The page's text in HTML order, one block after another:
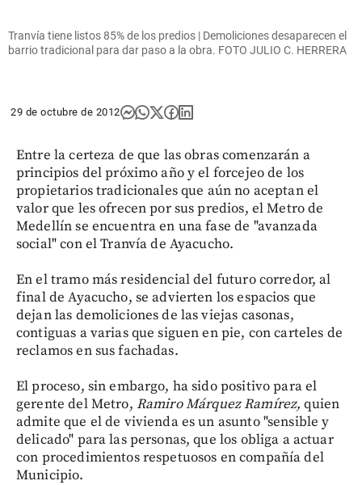
Tranvía tiene listos 85% de los predios | Demoliciones desaparecen el
barrio tradicional para dar paso a la obra. FOTO JULIO C. HERRERA
29 de octubre de 2012
Entre la certeza de que las obras comenzarán a
principios del próximo año y el forcejeo de los
propietarios tradicionales que aún no aceptan el
valor que les ofrecen por sus predios, el Metro de
Medellín se encuentra en una fase de "avanzada
social" con el Tranvía de Ayacucho.
En el tramo más residencial del futuro corredor, al
final de Ayacucho, se advierten los espacios que
dejan las demoliciones de las viejas casonas,
contiguas a varias que siguen en pie, con carteles de
reclamos en sus fachadas.
El proceso, sin embargo, ha sido positivo para el
gerente del Metro, Ramiro Márquez Ramírez,quien
admite que el de vivienda es un asunto "sensible y
delicado" para las personas, que los obliga a actuar
con procedimientos respetuosos en compañía del
Municipio.